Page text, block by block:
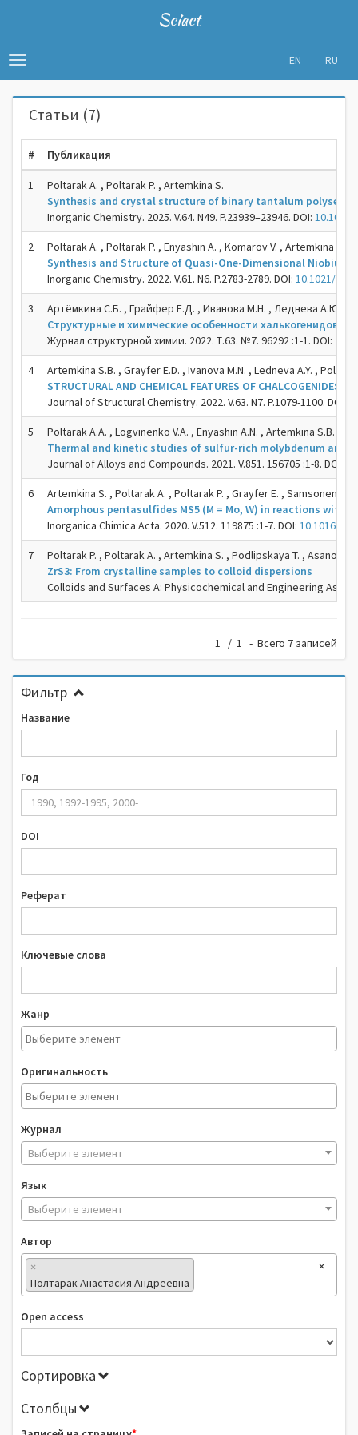
Sciact
Toggle
navigation
EN RU
Статьи (7)
# Публикация
1
Poltarak A. , Poltarak P. , Artemkina S.
Synthesis and crystal structure of binary tantalum
Inorganic Chemistry. 2025. V.64. N49. P.23939–23946. DOI:
2
Poltarak A. , Poltarak P. , Enyashin A. , Komarov V. , Artemkina S. ,
Synthesis and Structure of Quasi-One-Dimensional Niobium
Inorganic Chemistry. 2022. V.61. N6. P.2783-2789. DOI: 10.1021/
3
Артёмкина С.Б. , Грайфер Е.Д. , Иванова М.Н. , Леднева А.Ю. ,
Cтруктурные и химические особенности халькогенидов
Журнал структурной химии. 2022. Т.63. №7. 96292 :1-1. DOI:
4
Artemkina S.B. , Grayfer E.D. , Ivanova M.N. , Ledneva A.Y. ,
STRUCTURAL AND CHEMICAL FEATURES OF CHALCOGENIDES
Journal of Structural Chemistry. 2022. V.63. N7. P.1079-1100. DOI:
5
Poltarak A.A. , Logvinenko V.A. , Enyashin A.N. , Artemkina S.B. ,
Thermal and kinetic studies of sulfur-rich molybdenum and
Journal of Alloys and Compounds. 2021. V.851. 156705 :1-8. DOI:
6
Artemkina S. , Poltarak A. , Poltarak P. , Grayfer E. , Samsonenko
Amorphous pentasulfides MS5 (M = Mo, W) in reactions with
Inorganica Chimica Acta. 2020. V.512. 119875 :1-7. DOI: 10.1016/
7
Poltarak P. , Poltarak A. , Artemkina S. , Podlipskaya T. , Asanov I.
ZrS3: From crystalline samples to colloid dispersions
Colloids and Surfaces A: Physicochemical and Engineering
1 / 1 - Всего 7 записей
Фильтр
Название
Год
DOI
Реферат
Ключевые слова
Жанр
Оригинальность
Журнал
Выберите элемент
Язык
Выберите элемент
Автор
×
×
Полтарак Анастасия Андреевна
Open access
Сортировка
Столбцы